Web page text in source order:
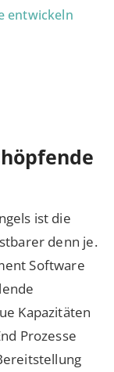
entwickeln
ist die
denn je.
Software
Kapazitäten
Prozesse